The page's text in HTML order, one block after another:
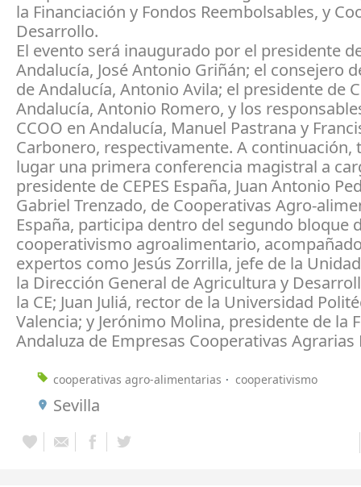
la Financiación y Fondos Reembolsables, y
Desarrollo.
El evento será inaugurado por el presidente
Andalucía, José Antonio Griñán; el consejero
de Andalucía, Antonio Avila; el presidente de
Andalucía, Antonio Romero, y los
CCOO en Andalucía, Manuel Pastrana y
Carbonero, respectivamente. A continuación,
lugar una primera conferencia magistral a
presidente de CEPES España, Juan Antonio
Gabriel Trenzado, de Cooperativas Agro-
España, participa dentro del segundo bloque
cooperativismo agroalimentario,
expertos como Jesús Zorrilla, jefe de la
la Dirección General de Agricultura y
la CE; Juan Juliá, rector de la Universidad
Valencia; y Jerónimo Molina, presidente de la
Andaluza de Empresas Cooperativas Agrarias
cooperativas agro-alimentarias cooperativismo
Sevilla